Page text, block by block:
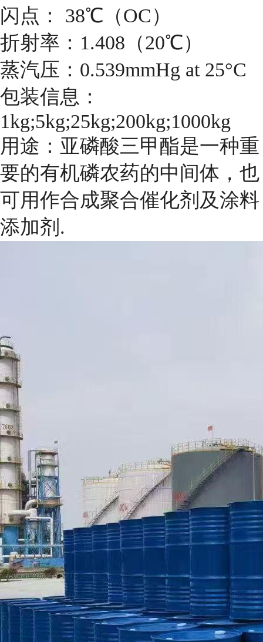
闪点： 38℃（OC）
折射率：1.408（20℃）
蒸汽压：0.539mmHg at 25°C
包装信息：
1kg;5kg;25kg;200kg;1000kg
用途：亚磷酸三甲酯是一种重
要的有机磷农药的中间体，也
可用作合成聚合催化剂及涂料
添加剂.